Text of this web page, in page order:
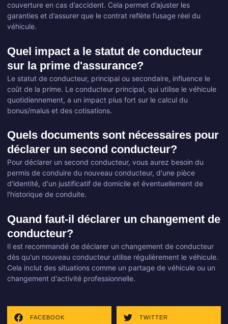
couverture en cas d’accident. Cela permet d’ajuster les
garanties et d’assurer que le contrat reflète l’usage réel du
véhicule.
Quel impact a le statut de conducteur
sur la prime d'assurance?
Le statut de conducteur, principal ou secondaire, influence le
coût de la prime. Le conducteur principal, qui utilise le véhicule
quotidiennement, a un impact plus fort sur le calcul du
bonus/malus et des cotisations.
Quels documents sont nécessaires pour
déclarer un second conducteur?
Pour déclarer un second conducteur, vous aurez besoin du
permis de conduire du nouveau conducteur, d'une pièce
d'identité, d'un justificatif de domicile et éventuellement de
l'historique de conduite.
Quand faut-il déclarer un changement de
conducteur?
Il est recommandé de déclarer un changement de conducteur
dès qu'un nouveau conducteur utilise régulièrement le véhicule.
Cela inclut des situations comme un partage de véhicule ou un
changement d'activité professionnelle.
FACEBOOK TWITTER